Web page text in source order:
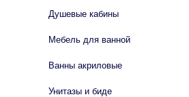
Душевые кабины
Мебель для ванной
Ванны акриловые
Унитазы и биде